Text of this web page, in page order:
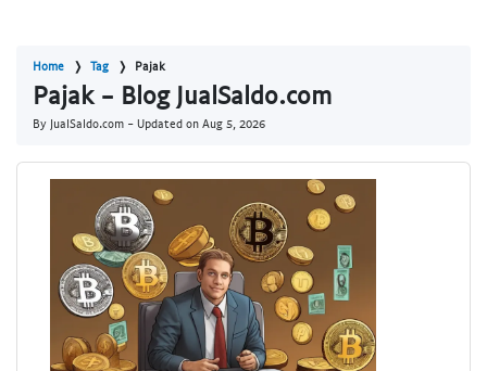
Home Tag Pajak
Pajak - Blog JualSaldo.com
By JualSaldo.com - Updated on Aug 5, 2026